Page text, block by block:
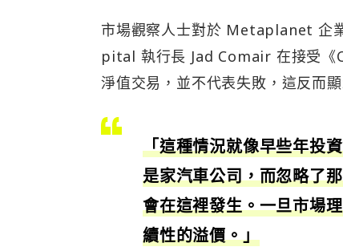
市場觀察人士對於 Metaplanet 企
pital 執行長 Jad Comair 在接受
淨值交易，並不代表失敗，這反而
「這種情況就像早些年投
是家汽車公司，而忽略了
會在這裡發生。一旦市場
續性的溢價。」